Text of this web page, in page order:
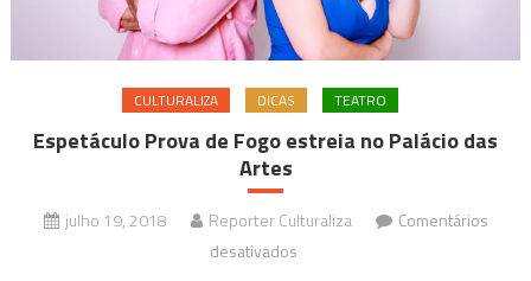
CULTURALIZA DICAS TEATRO
Espetáculo Prova de Fogo estreia no Palácio das
Artes
julho 19, 2018 Reporter Culturaliza
Comentários
desativados